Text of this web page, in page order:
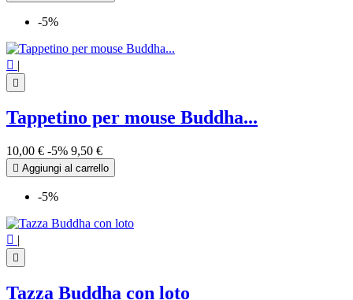
-5%
 |

Tappetino per mouse Buddha...
10,00 € -5% 9,50 €
 Aggiungi al carrello
-5%
 |

Tazza Buddha con loto